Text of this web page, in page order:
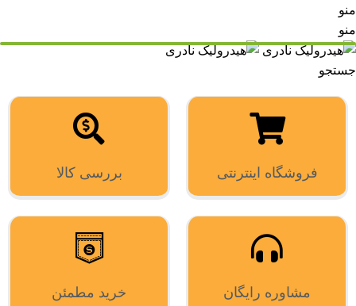
منو
منو
جستجو
فروشگاه اینترنتی بررسی کالا
مشاوره رایگان خرید مطمئن